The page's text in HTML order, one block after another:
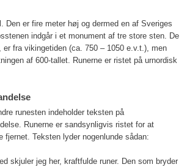
Den er fire meter høj og dermed en af Sveriges
indgår i et monument af tre store sten. De
er fra vikingetiden (ca. 750 – 1050 e.v.t.), men
af 600-tallet. Runerne er ristet på urnordisk
runesten indeholder teksten på
Runerne er sandsynligvis ristet for at
fjernet. Teksten lyder nogenlunde sådan:
skjuler jeg her, kraftfulde runer. Den som bryder